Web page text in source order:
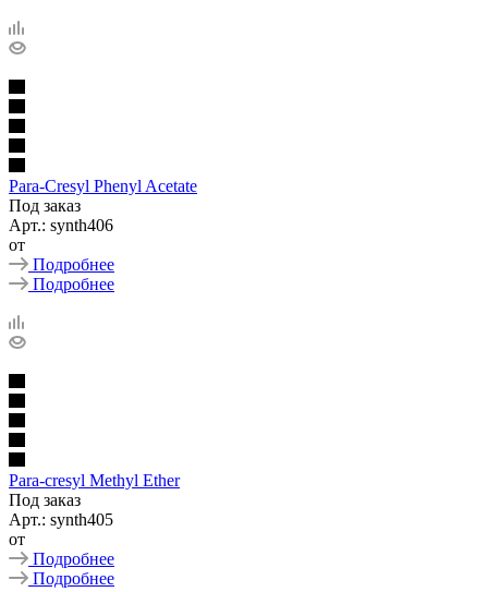
Para-Cresyl Phenyl Acetate
Под заказ
Арт.: synth406
от
Подробнее
Подробнее
Para-cresyl Methyl Ether
Под заказ
Арт.: synth405
от
Подробнее
Подробнее